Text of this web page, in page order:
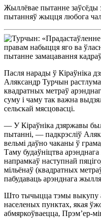
Жыллёвае пытанне заўсёды
пытанняў жыцця любога
Пасля нарады ў Кіраўніка
Аляксандр Турчын
квадратных метраў
суму і чаму так важна
сельскай мясцовасці.
— У Кіраўніка дзяржавы
пытанні, — падкрэсліў
вельмі даўно чаканы ў
Таму будаўніцтва
напрамкаў наступнай
мільёнаў (квадратных
пабудаваць арэнднага
Што тычыцца тэмы выкупу
населеных пунктах, якая
абмяркоўваецца, Прэм’ер-